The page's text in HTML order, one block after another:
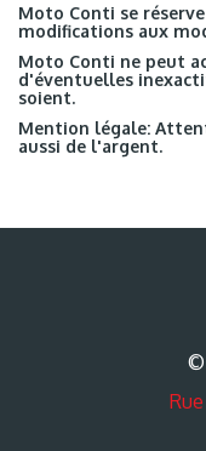
Moto Conti se
modifications aux
Moto Conti ne peut
d'éventuelles
soient.
Mention légale:
aussi de l'argent.
©